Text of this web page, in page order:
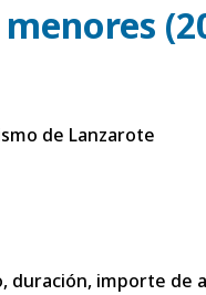
de Lanzarote
importe de